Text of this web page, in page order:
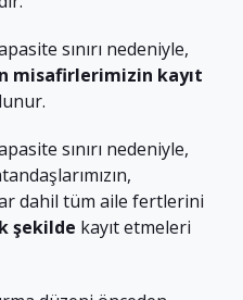
sınırı nedeniyle,
misafirlerimizin kayıt
sınırı nedeniyle,
dahil tüm aile fertlerini
şekilde kayıt etmeleri